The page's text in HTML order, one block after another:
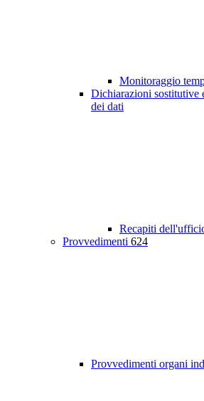
Monitoraggio
Dichiarazioni sostitutive
dei dati
Recapiti
Provvedimenti 624
Provvedimenti organi